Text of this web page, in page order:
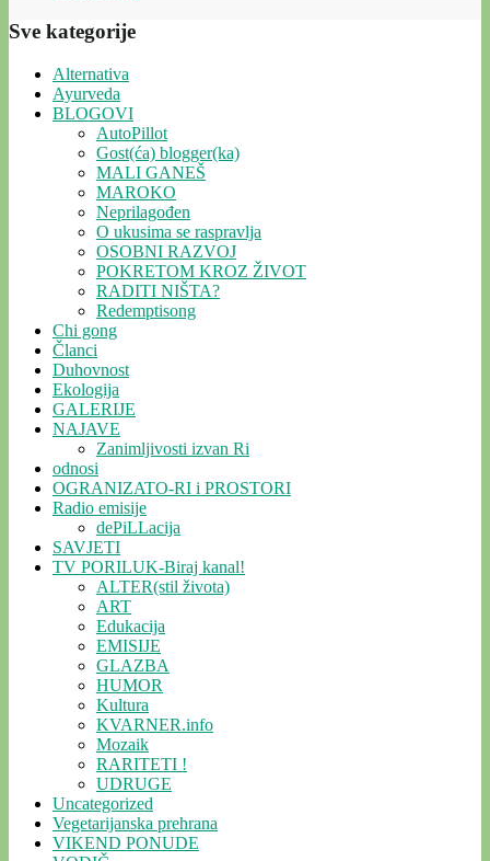
Sve kategorije
Alternativa
Ayurveda
BLOGOVI
AutoPillot
Gost(ća) blogger(ka)
MALI GANEŠ
MAROKO
Neprilagođen
O ukusima se raspravlja
OSOBNI RAZVOJ
POKRETOM KROZ ŽIVOT
RADITI NIŠTA?
Redemptisong
Chi gong
Članci
Duhovnost
Ekologija
GALERIJE
NAJAVE
Zanimljivosti izvan Ri
odnosi
OGRANIZATO-RI i PROSTORI
Radio emisije
dePiLLacija
SAVJETI
TV PORILUK-Biraj kanal!
ALTER(stil života)
ART
Edukacija
EMISIJE
GLAZBA
HUMOR
Kultura
KVARNER.info
Mozaik
RARITETI !
UDRUGE
Uncategorized
Vegetarijanska prehrana
VIKEND PONUDE